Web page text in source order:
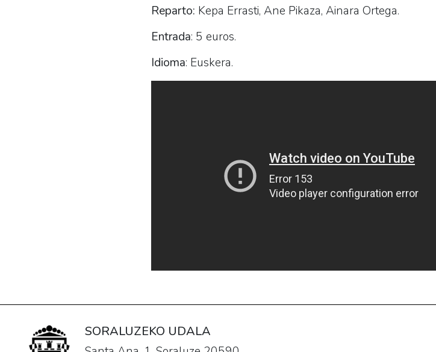
Reparto: Kepa Errasti, Ane Pikaza, Ainara Ortega.
Entrada: 5 euros.
Idioma: Euskera.
SORALUZEKO UDALA